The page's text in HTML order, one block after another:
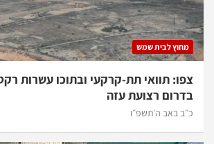
מחוץ לבית שמש
צפו: תוואי תת-קרקעי ובתוכו עשרות
בדרום רצועת עזה
כ״ב באב ה׳תשפ״ו